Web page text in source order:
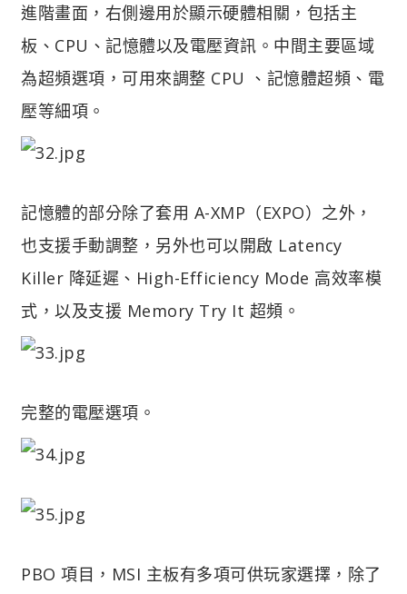
進階畫面，右側邊用於顯示硬體相關，包括主
板、CPU、記憶體以及電壓資訊。中間主要區域
為超頻選項，可用來調整 CPU 、記憶體超頻、電
壓等細項。
記憶體的部分除了套用 A-XMP（EXPO）之外，
也支援手動調整，另外也可以開啟 Latency
Killer 降延遲、High-Efficiency Mode 高效率模
式，以及支援 Memory Try It 超頻。
完整的電壓選項。
PBO 項目，MSI 主板有多項可供玩家選擇，除了